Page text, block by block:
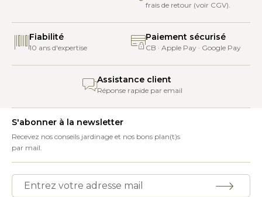
frais de retour (voir CGV).
Fiabilité
10 ans d'expertise
Paiement sécurisé
CB · Apple Pay · Google Pay
Assistance client
Réponse rapide par email
S'abonner à la newsletter
Recevez nos conseils jardinage et nos bons plan(t)s
par mail.